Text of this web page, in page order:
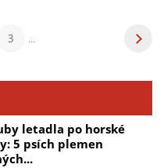
3
letadla po horské
5 psích plemen